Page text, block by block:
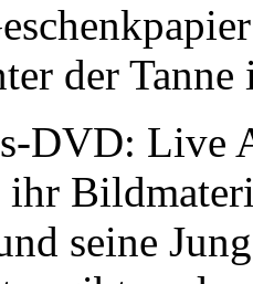
der Tanne
DVD: Live
ihr
seine